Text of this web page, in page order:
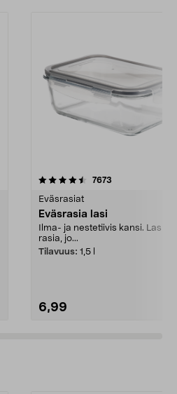
7673
Eväsrasiat
Eväsrasia lasi
Ilma- ja nestetiivis kansi. Lasinen
rasia, jo...
Tilavuus: 1,5 l
6,99
4.5 viidestä